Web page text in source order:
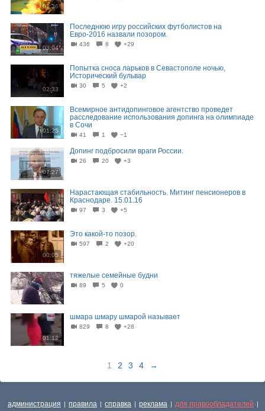
01:36
03:04
Последнюю игру российских футболистов на
Евро-2016 назвали позором.
436 8 +29
02:33
Попытка сноса ларьков в Севастополе ночью,
Исторический бульвар
30 5 +2
01:25
Всемирное антидопинговое агентство проведет
расследование использования допинга на олимпиаде
в Сочи
41 1 −1
07:27
Допинг подбросили враги России.
26 20 +3
00:54
Нарастающая стабильность. Митинг пенсионеров в
Краснодаре. 15.01.16
97 3 +5
00:05
Это какой-то позор.
597 2 +20
05:00
тяжелые семейные будни
89 5 0
01:12
шмара шмару шмарой называет
829 8 +28
1 2 3 4 →
администрация | правила | справка | реклама | для правообладателей |